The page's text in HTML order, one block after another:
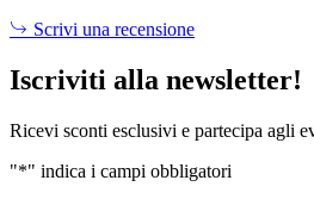
Scrivi una recensione
Iscriviti alla newsletter!
Ricevi sconti esclusivi e partecipa agli
"*" indica i campi obbligatori